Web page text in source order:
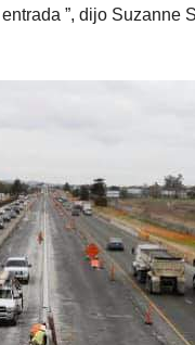
”, dijo Suzanne